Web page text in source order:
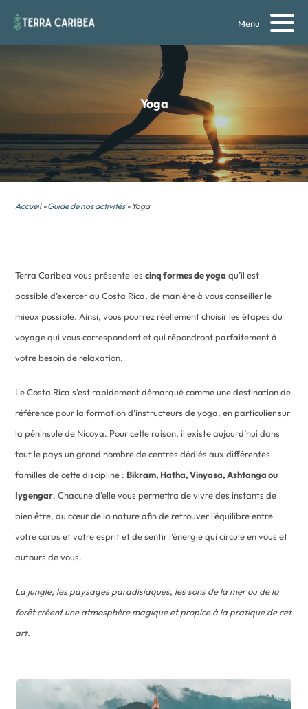
Menu
Yoga
Accueil»Guide de nos activités» Yoga
Terra Caribea vous présente lescinq formes de yoga qu’il est
possible d’exercer au Costa Rica, de manière à vous conseiller le
mieux possible. Ainsi, vous pourrez réellement choisir les étapes du
voyage qui vous correspondent et qui répondront parfaitement à
votre besoin de relaxation.
Le Costa Rica s’est rapidement démarqué comme une destination de
référence pour la formation d’instructeurs de yoga, en particulier sur
la péninsule de Nicoya. Pour cette raison, il existe aujourd’hui dans
tout le pays un grand nombre de centres dédiés aux différentes
familles de cette discipline : Bikram, Hatha, Vinyasa, Ashtanga ou
Iygengar. Chacune d’elle vous permettra de vivre des instants de
bien être, au cœur de la nature afin de retrouver l’équilibre entre
votre corps et votre esprit et de sentir l’énergie qui circule en vous et
autours de vous.
La jungle, les paysages paradisiaques, les sons de la mer ou de la
forêt créent une atmosphère magique et propice à la pratique de cet
art.